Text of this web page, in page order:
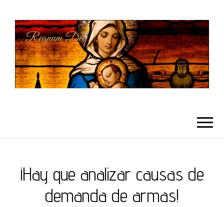
¡Hay que analizar causas de
demanda de armas!